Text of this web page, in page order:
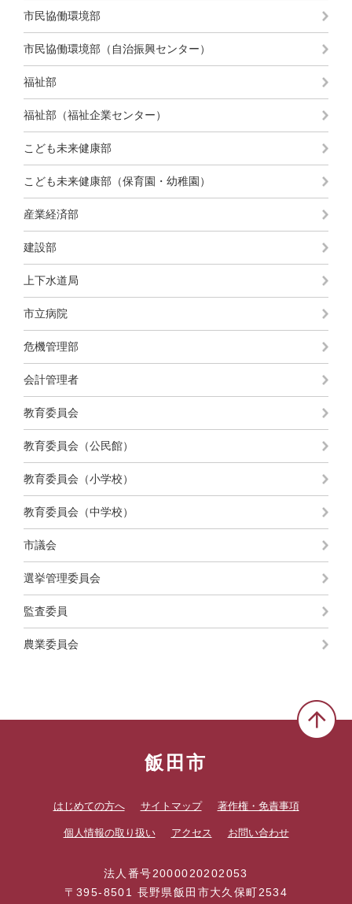
市民協働環境部
市民協働環境部（自治振興センター）
福祉部
福祉部（福祉企業センター）
こども未来健康部
こども未来健康部（保育園・幼稚園）
産業経済部
建設部
上下水道局
市立病院
危機管理部
会計管理者
教育委員会
教育委員会（公民館）
教育委員会（小学校）
教育委員会（中学校）
市議会
選挙管理委員会
監査委員
農業委員会
飯田市
はじめての方へ サイトマップ 著作権・免責事項
個人情報の取り扱い アクセス お問い合わせ
法人番号2000020202053
〒395-8501 長野県飯田市大久保町2534